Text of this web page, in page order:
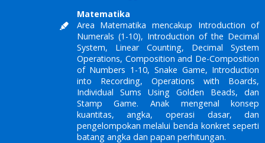
Matematika
Area Matematika mencakup Introduction of
Numerals (1-10), Introduction of the Decimal
System, Linear Counting, Decimal System
Operations, Composition and De-Composition
of Numbers 1-10, Snake Game, Introduction
into Recording, Operations with Boards,
Individual Sums Using Golden Beads, dan
Stamp Game. Anak mengenal konsep
kuantitas, angka, operasi dasar, dan
pengelompokan melalui benda konkret seperti
batang angka dan papan perhitungan.